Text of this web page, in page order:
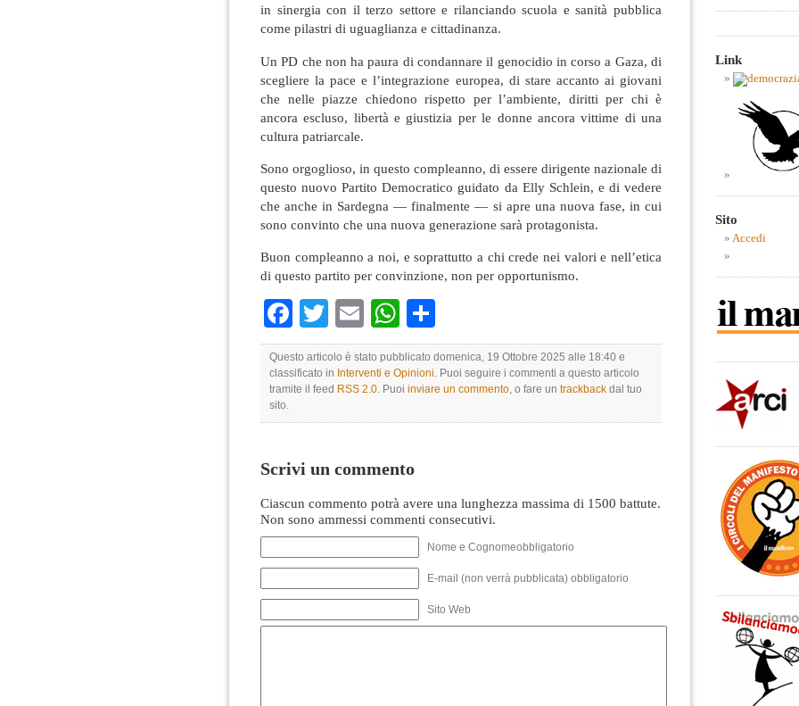
in sinergia con il terzo settore e rilanciando scuola e sanità pubblica
come pilastri di uguaglianza e cittadinanza.
Un PD che non ha paura di condannare il genocidio in corso a Gaza, di
scegliere la pace e l’integrazione europea, di stare accanto ai giovani
che nelle piazze chiedono rispetto per l’ambiente, diritti per chi è
ancora escluso, libertà e giustizia per le donne ancora vittime di una
cultura patriarcale.
Sono orgoglioso, in questo compleanno, di essere dirigente nazionale di
questo nuovo Partito Democratico guidato da Elly Schlein, e di vedere
che anche in Sardegna — finalmente — si apre una nuova fase, in cui
sono convinto che una nuova generazione sarà protagonista.
Buon compleanno a noi, e soprattutto a chi crede nei valori e nell’etica
di questo partito per convinzione, non per opportunismo.
Facebook
TwitterEmailWhatsApp
Questo articolo è stato pubblicato domenica, 19 Ottobre 2025 alle 18:40 e
classificato in Interventi e Opinioni. Puoi seguire i commenti a questo articolo
tramite il feed RSS 2.0. Puoi inviare un commento, o fare un trackback dal tuo
sito.
Scrivi un commento
Ciascun commento potrà avere una lunghezza massima di 1500 battute.
Non sono ammessi commenti consecutivi.
Nome e Cognomeobbligatorio
E-mail (non verrà pubblicata) obbligatorio
Sito Web
Link
Sito
Accedi